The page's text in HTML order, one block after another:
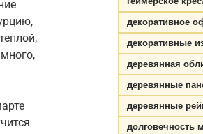
декоративное
декоративные
деревянная
деревянные
деревянные
долговечность